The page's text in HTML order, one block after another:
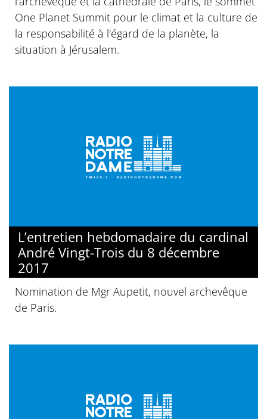
One Planet Summit pour le climat et la culture de
la responsabilité à l'égard de la planète, la
situation à Jérusalem.
L’entretien hebdomadaire du cardinal
André Vingt-Trois du 8 décembre
2017
Nomination de Mgr Aupetit, nouvel archevêque
de Paris.